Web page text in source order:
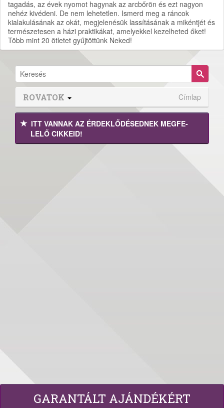
tagadás, az évek nyomot hagynak az arcbőrön és ezt nagyon
nehéz kivédeni. De nem lehetetlen. Ismerd meg a ráncok
kialakulásának az okát, megjelenésük lassításának a mikéntjét és
természetesen a házi praktikákat, amelyekkel kezelheted őket!
Több mint 20 ötletet gyűjtöttünk Neked!
ROVATOK Címlap
ITT VANNAK AZ ÉRDEK­LŐDÉ­SEDNEK MEGFE­
LELŐ CIKKEID!
GARANTÁLT AJÁNDÉKÉRT